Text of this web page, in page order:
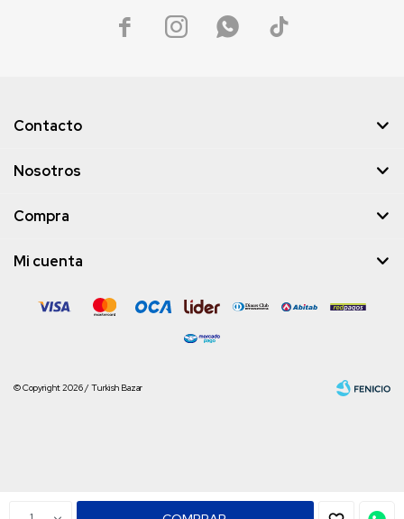
   
Contacto
Nosotros
Compra
Mi cuenta
© Copyright 2026 / Turkish Bazar